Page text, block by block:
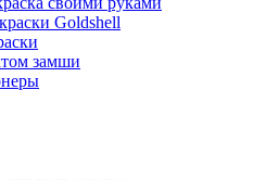
Goldshell
замши